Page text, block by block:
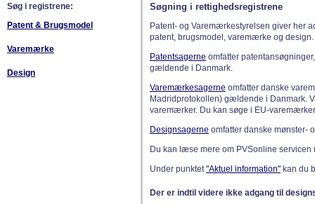
Søg i registrene:
Patent & Brugsmodel
Varemærke
Design
Søgning i rettighedsregistrene
Patent- og Varemærkestyrelsen giver her
patent, brugsmodel, varemærke og design.
Patentsagerne omfatter
gældende i Danmark.
Varemærkesagerne omfatter danske
Madridprotokollen) gældende i Danmark.
varemærker. Du kan søge i EU-
Designsagerne omfatter danske mønster-
Du kan læse mere om PVSonline
Under punktet"Aktuel information" kan du
Der er indtil videre ikke adgang til